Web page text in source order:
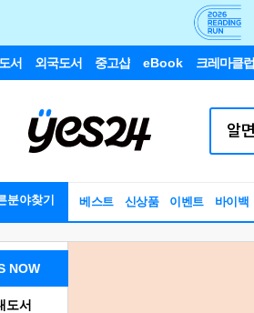
서 외국도서 중고샵 eBook 크레마클럽
분야찾기 베스트 신상품 이벤트 바이백
NOW
도서